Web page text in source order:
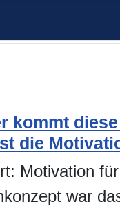
kommt
die
Motivation
war